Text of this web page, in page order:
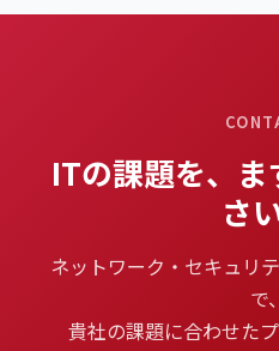
ITの課題を、
さ
ネットワーク・セキュリ
で、
貴社の課題に合わせた